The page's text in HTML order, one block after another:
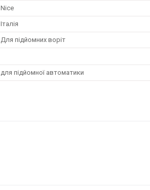
Nice
Італія
Для підйомних воріт
для підйомної автоматики